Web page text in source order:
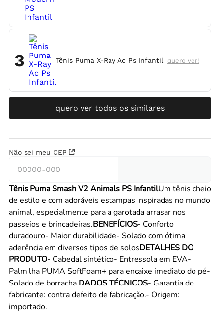
3 Tênis Puma X-Ray Ac Ps Infantil quero ver!
quero ver todos os similares
Não sei meu CEP
Tênis Puma Smash V2 Animals PS InfantilUm tênis cheio
de estilo e com adoráveis estampas inspiradas no mundo
animal, especialmente para a garotada arrasar nos
passeios e brincadeiras.BENEFÍCIOS- Conforto
duradouro- Maior durabilidade- Solado com ótima
aderência em diversos tipos de solosDETALHES DO
PRODUTO- Cabedal sintético- Entressola em EVA-
Palmilha PUMA SoftFoam+ para encaixe imediato do pé-
Solado de borracha DADOS TÉCNICOS- Garantia do
fabricante: contra defeito de fabricação.- Origem:
importado.